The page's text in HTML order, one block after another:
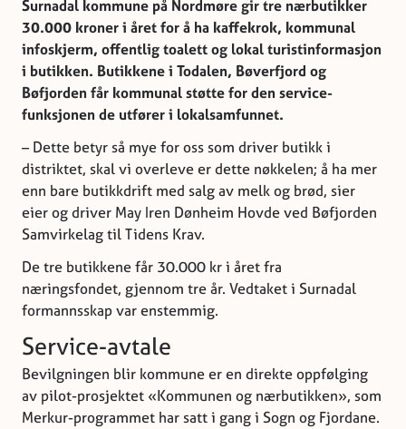
Surnadal kommune på Nordmøre gir tre nærbutikker
30.000 kroner i året for å ha kaffekrok, kommunal
infoskjerm, offentlig toalett og lokal turistinformasjon
i butikken. Butikkene i Todalen, Bøverfjord og
Bøfjorden får kommunal støtte for den service-
funksjonen de utfører i lokalsamfunnet.
– Dette betyr så mye for oss som driver butikk i
distriktet, skal vi overleve er dette nøkkelen; å ha mer
enn bare butikkdrift med salg av melk og brød, sier
eier og driver May Iren Dønheim Hovde ved Bøfjorden
Samvirkelag til Tidens Krav.
De tre butikkene får 30.000 kr i året fra
næringsfondet, gjennom tre år. Vedtaket i Surnadal
formannsskap var enstemmig.
Service-avtale
Bevilgningen blir kommune er en direkte oppfølging
av pilot-prosjektet «Kommunen og nærbutikken», som
Merkur-programmet har satt i gang i Sogn og Fjordane.